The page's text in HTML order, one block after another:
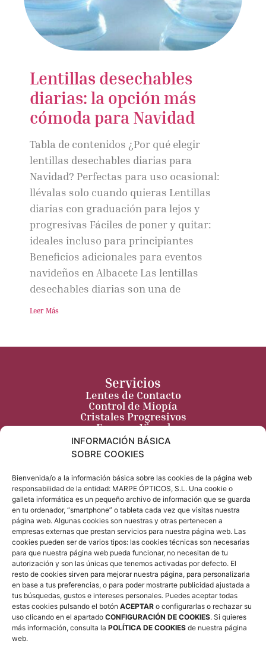
INFORMACIÓN BÁSICA
SOBRE COOKIES
Bienvenida/o a la información básica sobre las cookies de la página web
responsabilidad de la entidad: MARPE ÓPTICOS, S.L. Una cookie o
galleta informática es un pequeño archivo de información que se guarda
en tu ordenador, “smartphone” o tableta cada vez que visitas nuestra
página web. Algunas cookies son nuestras y otras pertenecen a
empresas externas que prestan servicios para nuestra página web. Las
cookies pueden ser de varios tipos: las cookies técnicas son necesarias
para que nuestra página web pueda funcionar, no necesitan de tu
autorización y son las únicas que tenemos activadas por defecto. El
resto de cookies sirven para mejorar nuestra página, para personalizarla
en base a tus preferencias, o para poder mostrarte publicidad ajustada a
tus búsquedas, gustos e intereses personales. Puedes aceptar todas
estas cookies pulsando el botón ACEPTAR o configurarlas o rechazar su
uso clicando en el apartado CONFIGURACIÓN DE COOKIES. Si quieres
más información, consulta la POLÍTICA DE COOKIES de nuestra página
web.
Lentillas desechables
diarias: la opción más
cómoda para Navidad
Tabla de contenidos ¿Por qué elegir
lentillas desechables diarias para
Navidad? Perfectas para uso ocasional:
llévalas solo cuando quieras Lentillas
diarias con graduación para lejos y
progresivas Fáciles de poner y quitar:
ideales incluso para principiantes
Beneficios adicionales para eventos
navideños en Albacete Las lentillas
desechables diarias son una de
Leer Más
Servicios
Lentes de Contacto
Control de Miopía
Cristales Progresivos
Examen Visual
Terapia Visual
Visión infantil
Blog
Salud Visual
Consejos y Cuidados
Tecnología y Novedades
Historias y Testimonios
Contacto
MARPE Ópticos
Dirección: C. Rosario, 3, 02001 Albacete
Teléfono: 967 21 90 49
marpe@marpeopticos.com